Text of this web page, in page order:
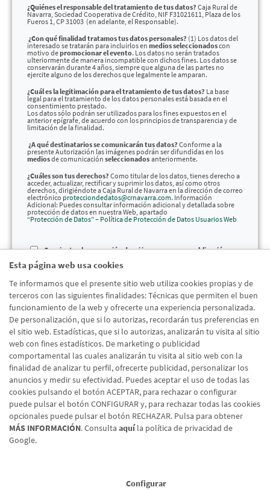
Esta página web usa cookies
Te informamos que el presente sitio web utiliza cookies propias y de
terceros con las siguientes finalidades: Técnicas que permiten el buen
funcionamiento de la web y ofrecerte una experiencia personalizada.
De personalización, que si lo autorizas, recordarán tus preferencias en
el sitio web. Estadísticas, que si lo autorizas, analizarán tu visita al sitio
web con fines estadísticos. De marketing o publicidad
comportamental las cuales analizarán tu visita al sitio web con la
finalidad de analizar tu perfil, ofrecerte publicidad, personalizar los
anuncios y medir su efectividad. Puedes aceptar el uso de todas las
cookies pulsando el botón ACEPTAR, para rechazar o configurar
puede pulsar el botón CONFIGURAR y, para rechazar todas las cookies
opcionales puede pulsar el botón RECHAZAR. Pulsa para obtener
MÁS INFORMACIÓN. Consulta aquíla política de privacidad de
Google.
Configurar
¿Quiénes el responsable del tratamiento de tus datos? Caja Rural de
Navarra, Sociedad Cooperativa de Crédito, NIF F31021611, Plaza de los
Fueros 1, CP 31003 (en adelante, el Responsable).
¿Con qué finalidad tratamos tus datos personales? (1) Los datos del
interesado se tratarán para incluirlos en medios seleccionadoscon
motivo depromocionar el evento. Los datos no serán tratados
ulteriormente de manera incompatible con dichos fines. Los datos se
conservarán durante 4 años, siempre que alguna de las partes no
ejercite alguno de los derechos que legalmente le amparan.
¿Cuál es la legitimación para el tratamiento de tus datos? La base
legal para el tratamiento de los datos personales está basada en el
consentimiento prestado.
Los datos sólo podrán ser utilizados para los fines expuestos en el
anterior epígrafe, de acuerdo con los principios de transparencia y de
limitación de la finalidad.
¿A qué destinatarios se comunicarán tus datos? Conforme a la
presente Autorización las imágenes podrán ser difundidas en los
mediosde comunicación seleccionados anteriormente.
¿Cuáles son tus derechos? Como titular de los datos, tienes derecho a
acceder, actualizar, rectificar y suprimir los datos, así como otros
derechos, dirigiéndote a Caja Rural de Navarra en la dirección de correo
electrónico protecciondedatos@crnavarra.com. Información
Adicional: Puedes consultar información adicional y detallada sobre
protección de datos en nuestra Web, apartado
“Protección de Datos” – Política de Protección de Datos Usuarios Web
Consiento el uso y cesión de mi imagen para su publicación en
medios anteriormente seleccionados
Enviar consentimiento
Aviso legal